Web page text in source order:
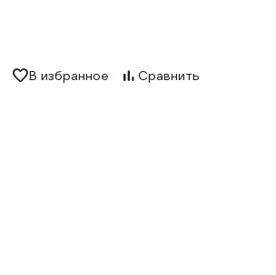
В избранное Сравнить